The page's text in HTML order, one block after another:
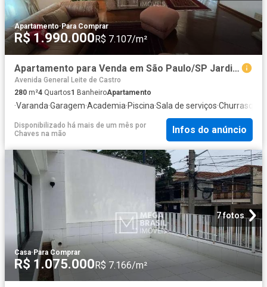
Apartamento·Para Comprar
R$ 1.990.000R$ 7.107/m²
Apartamento para Venda em São Paulo/SP Jardim da Saude 4 Quartos
Avenida General Leite de Castro
280 m²4 Quartos1 BanheiroApartamento
·Varanda·Garagem·Academia·Piscina·Sala de serviços·
Disponibilizado há mais de um mês por
Chaves na mão
Infos do anúncio
7 fotos
Casa· Para Comprar
R$ 1.075.000 R$ 7.166/m²